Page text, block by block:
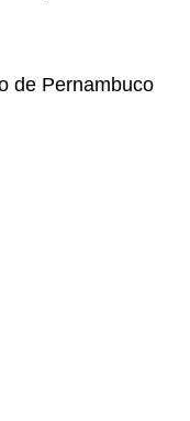
de Pernambuco